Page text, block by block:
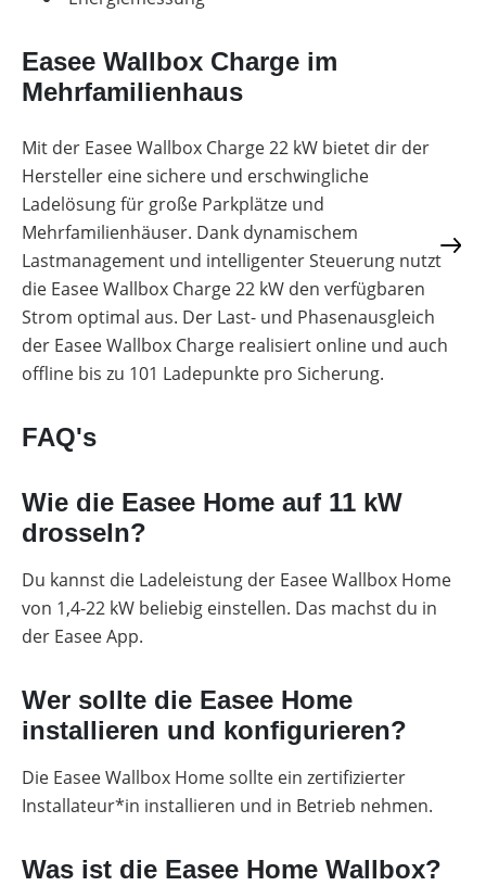
Easee Wallbox Charge im
Mehrfamilienhaus
Mit der Easee Wallbox Charge 22 kW bietet dir der
Hersteller eine sichere und erschwingliche
Ladelösung für große Parkplätze und
Mehrfamilienhäuser. Dank dynamischem
Lastmanagement und intelligenter Steuerung nutzt
die Easee Wallbox Charge 22 kW den verfügbaren
Strom optimal aus. Der Last- und Phasenausgleich
der Easee Wallbox Charge realisiert online und auch
offline bis zu 101 Ladepunkte pro Sicherung.
FAQ's
Wie die Easee Home auf 11 kW
drosseln?
Du kannst die Ladeleistung der Easee Wallbox Home
von 1,4-22 kW beliebig einstellen. Das machst du in
der Easee App.
Wer sollte die Easee Home
installieren und konfigurieren?
Die Easee Wallbox Home sollte ein zertifizierter
Installateur*in installieren und in Betrieb nehmen.
Was ist die Easee Home Wallbox?